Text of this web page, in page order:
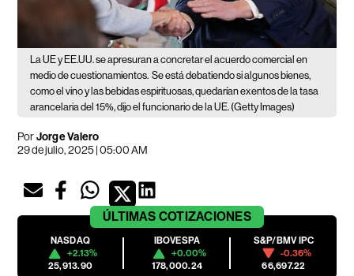
La UE y EE.UU. se apresuran a concretar el acuerdo comercial en
medio de cuestionamientos. Se está debatiendo si algunos bienes,
como el vino y las bebidas espirituosas, quedarían exentos de la tasa
arancelaria del 15%, dijo el funcionario de la UE. (Getty Images)
PorJorge Valero
29 de julio, 2025 | 05:00 AM
ÚLTIMAS COTIZACIONES
NASDAQ
+2.13%
25,913.90
IBOVESPA
+0.00%
178,000.24
S&P/BMV IPC
-0.36%
66,697.22